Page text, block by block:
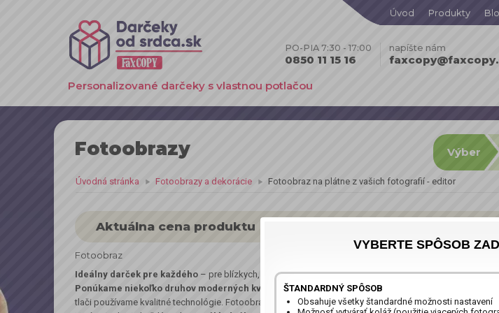
Úvod Produkty
Personalizované darčeky s vlastnou potlačou
PO-PIA 7:30 - 17:00
0850 11 15 16
napíšte nám
Výber
Fotoobrazy
Úvodná stránka Fotoobrazy a dekorácie Fotoobraz na plátne z vašich fotografií - editor
Aktuálna cena produktu
Fotoobraz
Ideálny darček pre každého – pre blízkych, ale aj keď chcete potešiť len seba.
Ponúkame niekoľko druhov moderných kvalitne spracovaných fotoobrazov
tlačených na
tlači používame kvalitné technológie. Fotoobrazy sú napnuté na skrytom drevenom ráme (rám nie je
VYBERTE SPÔSOB
ŠTANDARDNÝ SPÔSOB
Obsahuje všetky štandardné možnosti nastavení